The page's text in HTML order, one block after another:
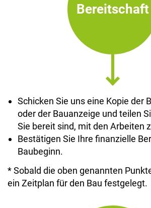
Bereitschaft
Schicken Sie uns eine Kopie der
oder der Bauanzeige und teilen
Sie bereit sind, mit den Arbeiten
Bestätigen Sie Ihre finanzielle
Baubeginn.
* Sobald die oben genannten
ein Zeitplan für den Bau festgelegt.